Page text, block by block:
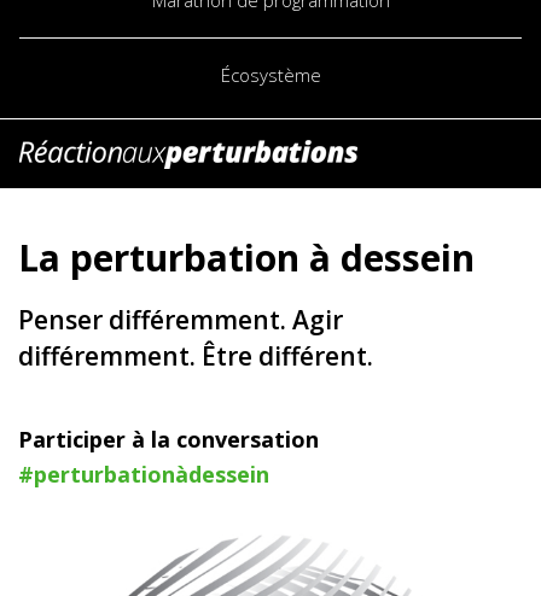
Écosystème
La perturbation à dessein
Penser différemment. Agir
différemment. Être différent.
Participer à la conversation
#perturbationàdessein